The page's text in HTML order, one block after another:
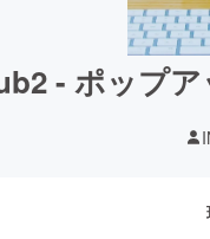
- ポップ